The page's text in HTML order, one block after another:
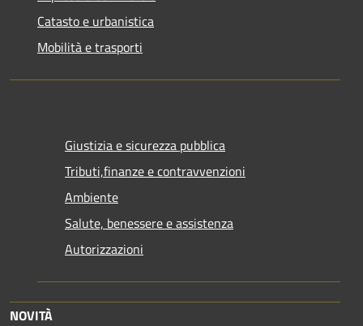
Catasto e urbanistica
Mobilità e trasporti
Giustizia e sicurezza pubblica
Tributi,finanze e contravvenzioni
Ambiente
Salute, benessere e assistenza
Autorizzazioni
NOVITÀ